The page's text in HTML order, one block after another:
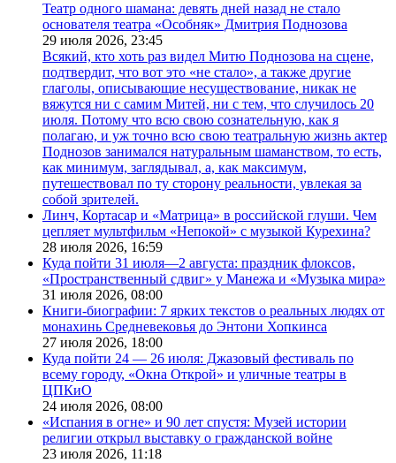
Театр одного шамана: девять дней назад не стало
основателя театра «Особняк» Дмитрия Поднозова
29 июля 2026, 23:45
Всякий, кто хоть раз видел Митю Поднозова на сцене,
подтвердит, что вот это «не стало», а также другие
глаголы, описывающие несуществование, никак не
вяжутся ни с самим Митей, ни с тем, что случилось 20
июля. Потому что всю свою сознательную, как я
полагаю, и уж точно всю свою театральную жизнь актер
Поднозов занимался натуральным шаманством, то есть,
как минимум, заглядывал, а, как максимум,
путешествовал по ту сторону реальности, увлекая за
собой зрителей.
Линч, Кортасар и «Матрица» в российской глуши. Чем
цепляет мультфильм «Непокой» с музыкой Курехина?
28 июля 2026, 16:59
Куда пойти 31 июля—2 августа: праздник флоксов,
«Пространственный сдвиг» у Манежа и «Музыка мира»
31 июля 2026, 08:00
Книги-биографии: 7 ярких текстов о реальных людях от
монахинь Средневековья до Энтони Хопкинса
27 июля 2026, 18:00
Куда пойти 24 — 26 июля: Джазовый фестиваль по
всему городу, «Окна Открой» и уличные театры в
ЦПКиО
24 июля 2026, 08:00
«Испания в огне» и 90 лет спустя: Музей истории
религии открыл выставку о гражданской войне
23 июля 2026, 11:18